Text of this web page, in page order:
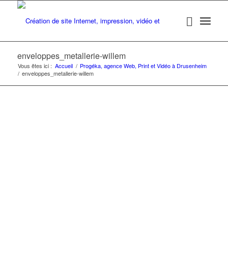
enveloppes_metallerie-willem
Vous êtes ici : Accueil / Progéka, agence Web, Print et Vidéo à Drusenheim
/ enveloppes_metallerie-willem